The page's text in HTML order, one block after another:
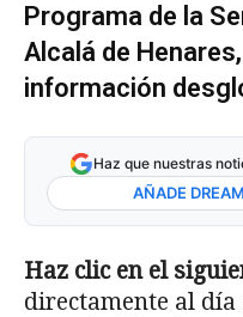
Programa de la
Alcalá de
información
Haz que nuestras
AÑADE
Haz clic en el
directamente al